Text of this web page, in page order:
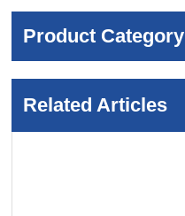
Product Category
Related Articles